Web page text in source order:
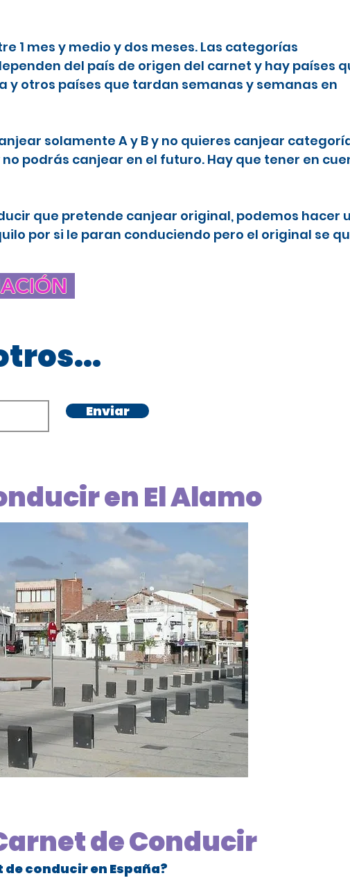
1 mes y medio y dos meses. Las categorías
del país de origen del carnet y hay países
y otros países que tardan semanas y semanas en
solamente A y B y no quieres canjear
podrás canjear en el futuro. Hay que tener en
que pretende canjear original, podemos hacer
por si le paran conduciendo pero el original se
Enviar
en El Alamo
de Conducir
conducir en España?